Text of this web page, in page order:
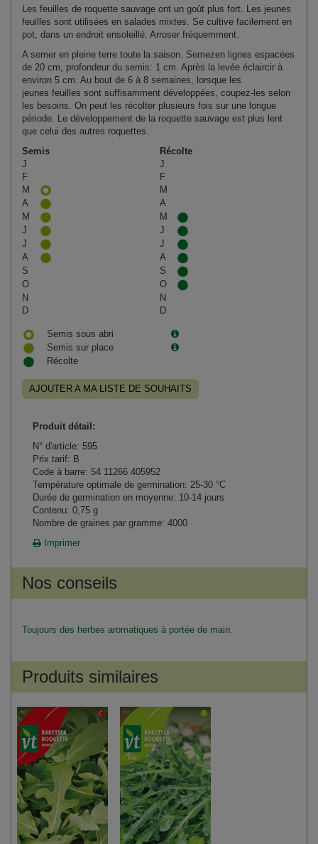
Les feuilles de roquette sauvage ont un goût plus fort. Les jeunes
feuilles sont utilisées en salades mixtes. Se cultive facilement en
pot, dans un endroit ensoleillé. Arroser fréquemment.
A semer en pleine terre toute la saison. Semezen lignes espacées
de 20 cm, profondeur du semis: 1 cm. Après la levée éclaircir à
environ 5 cm. Au bout de 6 à 8 semaines, lorsque les
jeunes feuilles sont suffisamment développées, coupez‑les selon
les besoins. On peut les récolter plusieurs fois sur une longue
période. Le développement de la roquette sauvage est plus lent
que celui des autres roquettes.
Semis
Récolte
J
J
F
F
M
M
A
A
M
M
J
J
J
J
A
A
S
S
O
O
N
N
D
D
Semis sous abri
Semis sur place
Récolte
AJOUTER A MA LISTE DE SOUHAITS
Produit détail:
N° d'article: 595
Prix tarif: B
Code à barre: 54 11266 405952
Température optimale de germination: 25-30 °C
Durée de germination en moyenne: 10-14 jours
Contenu: 0,75 g
Nombre de graines par gramme: 4000
Imprimer
Nos conseils
Toujours des herbes aromatiques à portée de main.
Produits similaires